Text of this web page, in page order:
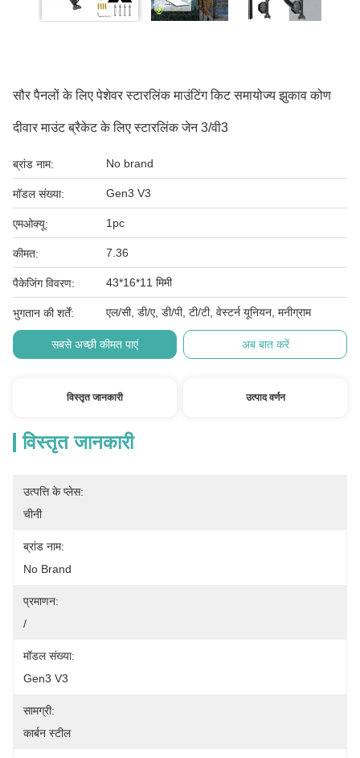
सौर पैनलों के लिए पेशेवर स्टारलिंक माउंटिंग किट समायोज्य झुकाव कोण
दीवार माउंट ब्रैकेट के लिए स्टारलिंक जेन 3/वी3
ब्रांड नाम: No brand
मॉडल संख्या: Gen3 V3
एमओक्यू: 1pc
कीमत: 7.36
पैकेजिंग विवरण: 43*16*11 मिमी
भुगतान की शर्तें: एल/सी, डी/ए, डी/पी, टी/टी, वेस्टर्न यूनियन, मनीग्राम
सबसे अच्छी कीमत पाएं अब बात करें
विस्तृत जानकारी उत्पाद वर्णन
विस्तृत जानकारी
उत्पत्ति के प्लेस:
चीनी
ब्रांड नाम:
No Brand
प्रमाणन:
/
मॉडल संख्या:
Gen3 V3
सामग्री:
कार्बन स्टील